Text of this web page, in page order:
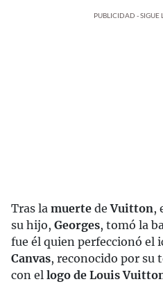
PUBLICIDAD - SIGUE
Tras la muerte deVuitton,
su hijo, Georges, tomó la
fue él quien perfeccionó el
Canvas, reconocido por su
con el logo de Louis